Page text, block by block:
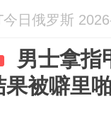
今日俄罗斯
男士拿指
果被噼里